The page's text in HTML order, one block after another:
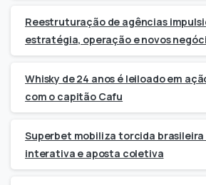
Reestruturação de agências
estratégia, operação e novos
Whisky de 24 anos é leiloado em
com o capitão Cafu
Superbet mobiliza torcida brasileira
interativa e aposta coletiva